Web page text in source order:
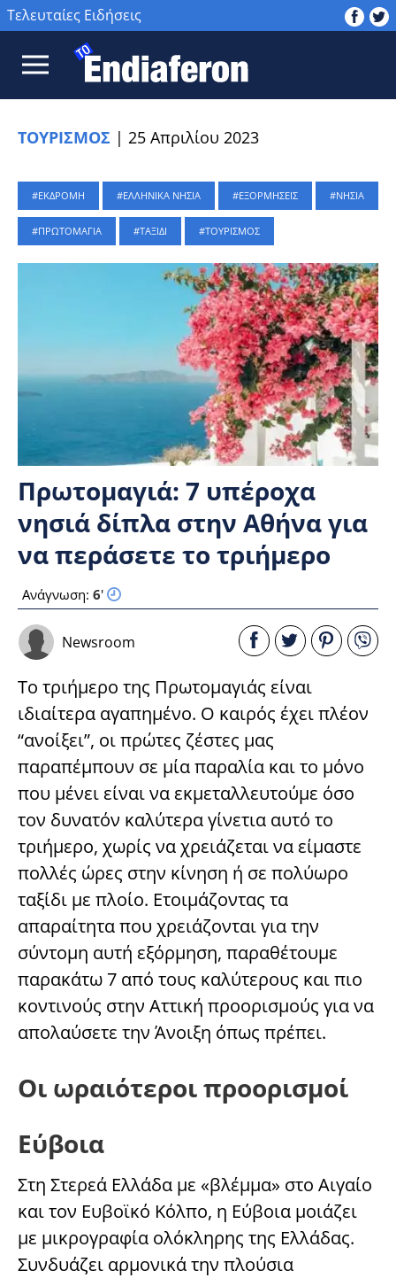
Τελευταίες Ειδήσεις
ΤΟΥΡΙΣΜΟΣ | 25 Απριλίου 2023
ΕΚΔΡΟΜΗ ΕΛΛΗΝΙΚΑ ΝΗΣΙΑ ΕΞΟΡΜΗΣΕΙΣ ΝΗΣΙΑ
ΠΡΩΤΟΜΑΓΙΑ ΤΑΞΙΔΙ ΤΟΥΡΙΣΜΟΣ
Πρωτομαγιά: 7 υπέροχα
νησιά δίπλα στην Αθήνα για
να περάσετε το τριήμερο
Ανάγνωση: 6'
Newsroom
Το τριήμερο της Πρωτομαγιάς είναι
ιδιαίτερα αγαπημένο. Ο καιρός έχει πλέον
“ανοίξει”, οι πρώτες ζέστες μας
παραπέμπουν σε μία παραλία και το μόνο
που μένει είναι να εκμεταλλευτούμε όσο
τον δυνατόν καλύτερα γίνετια αυτό το
τριήμερο, χωρίς να χρειάζεται να είμαστε
πολλές ώρες στην κίνηση ή σε πολύωρο
ταξίδι με πλοίο. Ετοιμάζοντας τα
απαραίτητα που χρειάζονται για την
σύντομη αυτή εξόρμηση, παραθέτουμε
παρακάτω 7 από τους καλύτερους και πιο
κοντινούς στην Αττική προορισμούς για να
απολαύσετε την Άνοιξη όπως πρέπει.
Οι ωραιότεροι προορισμοί
Εύβοια
Στη Στερεά Ελλάδα με «βλέμμα» στο Αιγαίο
και τον Ευβοϊκό Κόλπο, η Εύβοια μοιάζει
με μικρογραφία ολόκληρης της Ελλάδας.
Συνδυάζει αρμονικά την πλούσια